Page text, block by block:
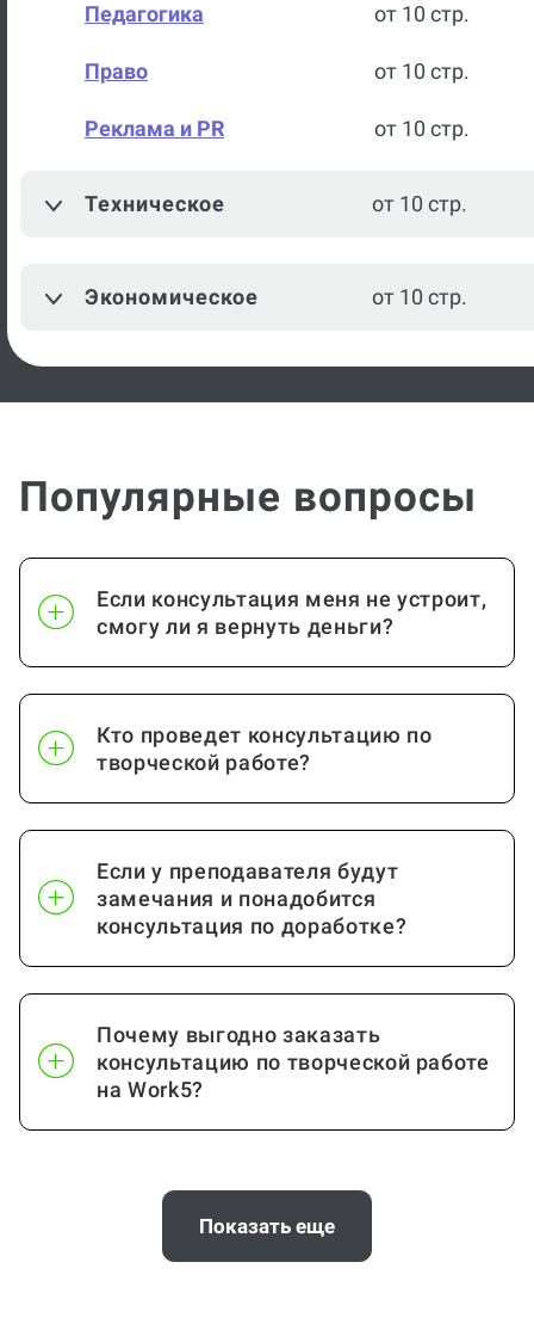
Педагогика от 10 стр.
Право от 10 стр.
Реклама и PR от 10 стр.
Техническое от 10 стр.
Экономическое от 10 стр.
Популярные вопросы
Если консультация меня не устроит,
смогу ли я вернуть деньги?
Кто проведет консультацию по
творческой работе?
Если у преподавателя будут
замечания и понадобится
консультация по доработке?
Почему выгодно заказать
консультацию по творческой работе
на Work5?
Когда и как нужно оплачивать
Показать еще